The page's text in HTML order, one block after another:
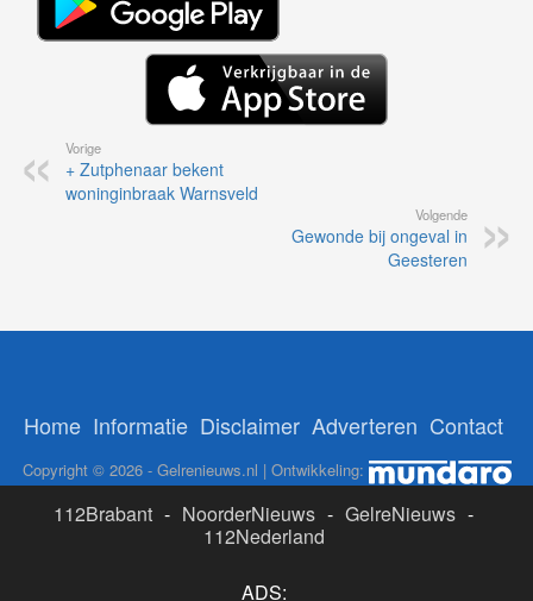
Vorige
+ Zutphenaar bekent
woninginbraak Warnsveld
Volgende
Gewonde bij ongeval in
Geesteren
Home Informatie Disclaimer Adverteren Contact
Copyright © 2026 - Gelrenieuws.nl | Ontwikkeling:
112Brabant - NoorderNieuws - GelreNieuws -
112Nederland
ADS: